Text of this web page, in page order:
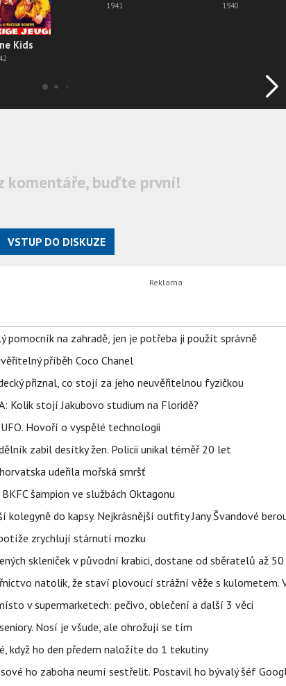
Kids
1941 1940
komentáře, buďte první!
VSTUP DO DISKUZE
pomocník na zahradě, jen je potřeba ji použít správně
příběh Coco Chanel
přiznal, co stojí za jeho neuvěřitelnou fyzičkou
Kolik stojí Jakubovo studium na Floridě?
Hovoří o vyspělé technologii
zabil desítky žen. Policii unikal téměř 20 let
udeřila mořská smršť
šampion ve službách Oktagonu
do kapsy. Nejkrásnější outfity Jany Švandové
zrychlují stárnutí mozku
skleniček v původní krabici, dostane od sběratelů až
natolik, že staví plovoucí strážní věže s kulometem.
v supermarketech: pečivo, oblečení a další 3 věci
Nosí je všude, ale ohrožují se tím
když ho den předem naložíte do 1 tekutiny
ho zaboha neumí sestřelit. Postavil ho bývalý šéf